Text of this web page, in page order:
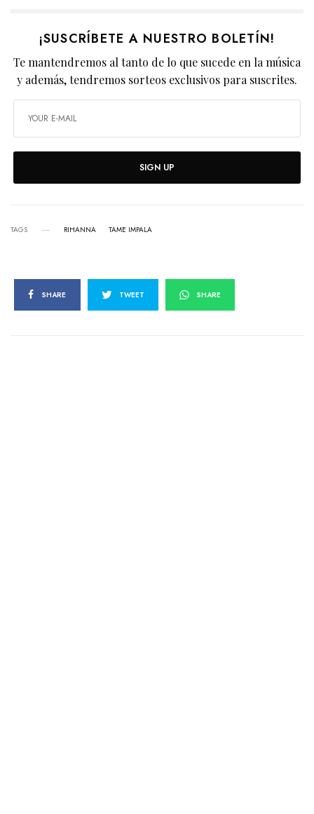
¡SUSCRÍBETE A NUESTRO BOLETÍN!
Te mantendremos al tanto de lo que sucede en la música
y además, tendremos sorteos exclusivos para suscrites.
SIGN UP
TAGS RIHANNA TAME IMPALA
SHARE TWEET SHARE